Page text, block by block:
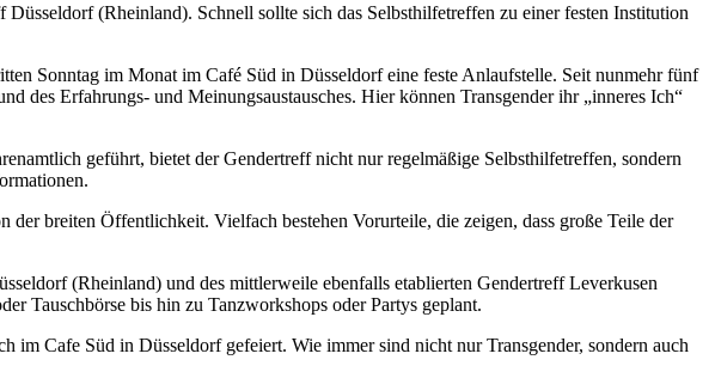
(Rheinland). Schnell sollte sich das Selbsthilfetreffen zu einer festen Institution
Sonntag im Monat im Café Süd in Düsseldorf eine feste Anlaufstelle. Seit nunmehr fünf
des Erfahrungs- und Meinungsaustausches. Hier können Transgender ihr „inneres Ich“
geführt, bietet der Gendertreff nicht nur regelmäßige Selbsthilfetreffen, sondern
breiten Öffentlichkeit. Vielfach bestehen Vorurteile, die zeigen, dass große Teile der
(Rheinland) und des mittlerweile ebenfalls etablierten Gendertreff Leverkusen
Tauschbörse bis hin zu Tanzworkshops oder Partys geplant.
Cafe Süd in Düsseldorf gefeiert. Wie immer sind nicht nur Transgender, sondern auch